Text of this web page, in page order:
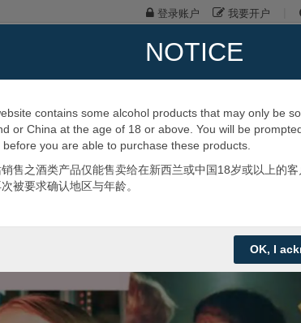
登录账户 我要开户
限时特惠 品牌专区
NOTICE
contains some alcohol products that may only be
or China at the age of 18 or above. You will be
before you are able to purchase these products.
售之酒类产品仅能售卖给在新西兰或中国18岁或以上的
被要求确认地区与年龄。
OK, I